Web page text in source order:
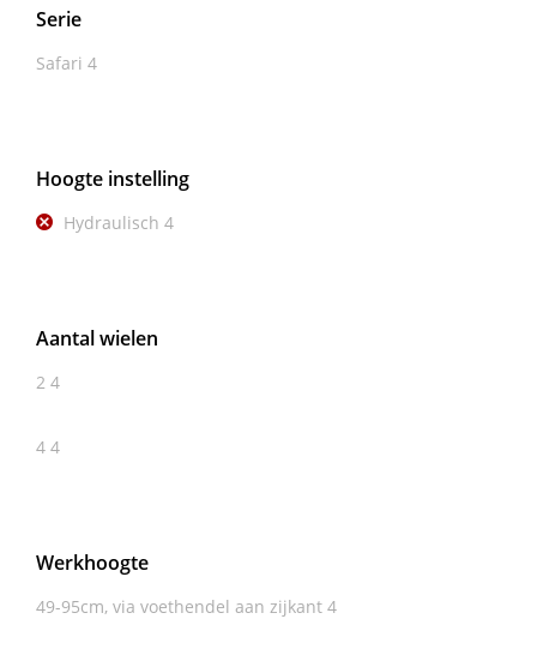
Serie
Safari 4
Hoogte instelling
Hydraulisch 4
Aantal wielen
2 4
4 4
Werkhoogte
49-95cm, via voethendel aan zijkant 4